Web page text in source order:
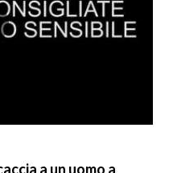
a un uomo a